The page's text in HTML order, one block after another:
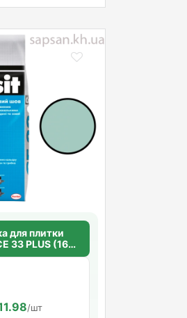
для плитки
33 PLUS (160
м'ята)
/шт